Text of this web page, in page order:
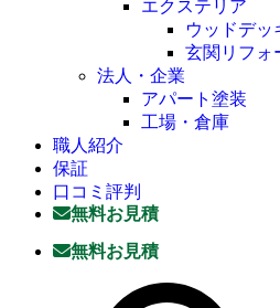
エクステリア
ウッドデッ
玄関リフォ
法人・企業
アパート塗装
工場・倉庫
職人紹介
保証
口コミ評判
無料お見積
無料お見積